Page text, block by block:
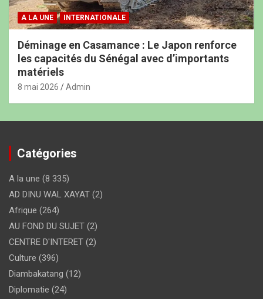
A LA UNE INTERNATIONALE
Déminage en Casamance : Le Japon renforce
les capacités du Sénégal avec d’importants
matériels
8 mai 2026 Admin
Catégories
A la une (8 335)
AD DINU WAL XAYAT (2)
Afrique (264)
AU FOND DU SUJET (2)
CENTRE D'INTERET (2)
Culture (396)
Diambakatang (12)
Diplomatie (24)